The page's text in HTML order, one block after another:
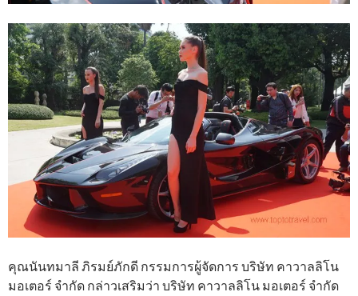
คุณนันทมาลี ภิรมย์ภักดี กรรมการผู้จัดการ บริษัท คาวาลลิโน
มอเตอร์ จำกัด กล่าวเสริมว่า บริษัท คาวาลลิโน มอเตอร์ จำกัด